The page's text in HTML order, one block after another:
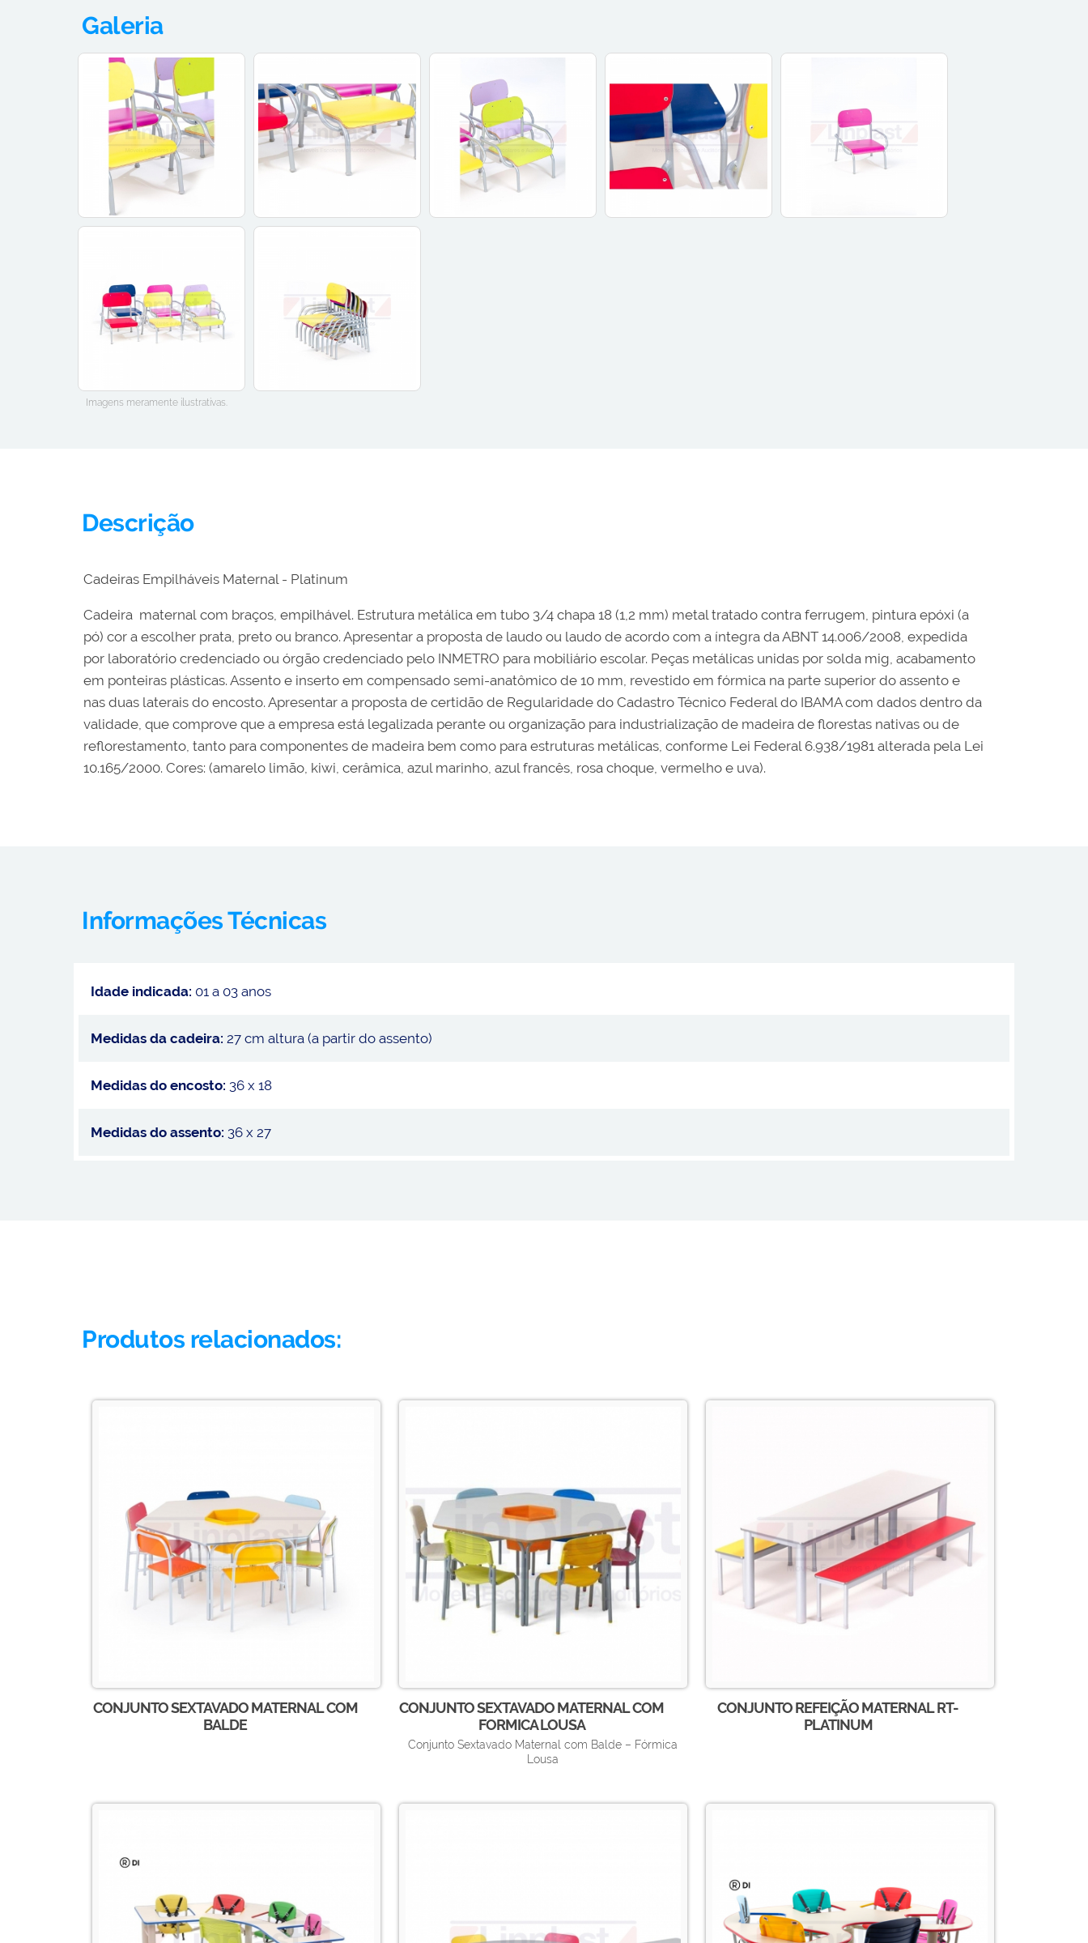
Galeria
Imagens meramente ilustrativas.
Descrição
Cadeiras Empilháveis ​​​​Maternal - Platinum
Cadeira maternal com braços, empilhável. Estrutura metálica em tubo 3/4 chapa 18 (1,2 mm) metal tratado contra ferrugem, pintura epóxi (a
pó) cor a escolher prata, preto ou branco. Apresentar a proposta de laudo ou laudo de acordo com a íntegra da ABNT 14.006/2008, expedida
por laboratório credenciado ou órgão credenciado pelo INMETRO para mobiliário escolar. Peças metálicas unidas por solda mig, acabamento
em ponteiras plásticas. Assento e inserto em compensado semi-anatômico de 10 mm, revestido em fórmica na parte superior do assento e
nas duas laterais do encosto. Apresentar a proposta de certidão de Regularidade do Cadastro Técnico Federal do IBAMA com dados dentro da
validade, que comprove que a empresa está legalizada perante ou organização para industrialização de madeira de florestas nativas ou de
reflorestamento, tanto para componentes de madeira bem como para estruturas metálicas, conforme Lei Federal 6.938/1981 alterada pela Lei
10.165/2000. Cores: (amarelo limão, kiwi, cerâmica, azul marinho, azul francês, rosa choque, vermelho e uva).
Informações Técnicas
Idade indicada: 01 a 03 anos
Medidas da cadeira: 27 cm altura (a partir do assento)
Medidas do encosto: 36 x 18
Medidas do assento: 36 x 27
Produtos relacionados:
CONJUNTO SEXTAVADO MATERNAL COM
BALDE
CONJUNTO SEXTAVADO MATERNAL COM
FORMICA LOUSA
Conjunto Sextavado Maternal com Balde – Fórmica
Lousa
CONJUNTO REFEIÇÃO MATERNAL RT-
PLATINUM